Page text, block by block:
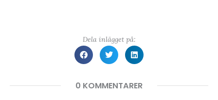
Dela inlägget på:
0 KOMMENTARER